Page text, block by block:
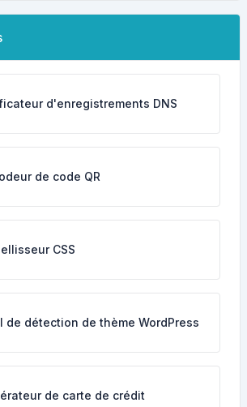
d'enregistrements DNS
de code QR
CSS
de détection de thème WordPress
de carte de crédit